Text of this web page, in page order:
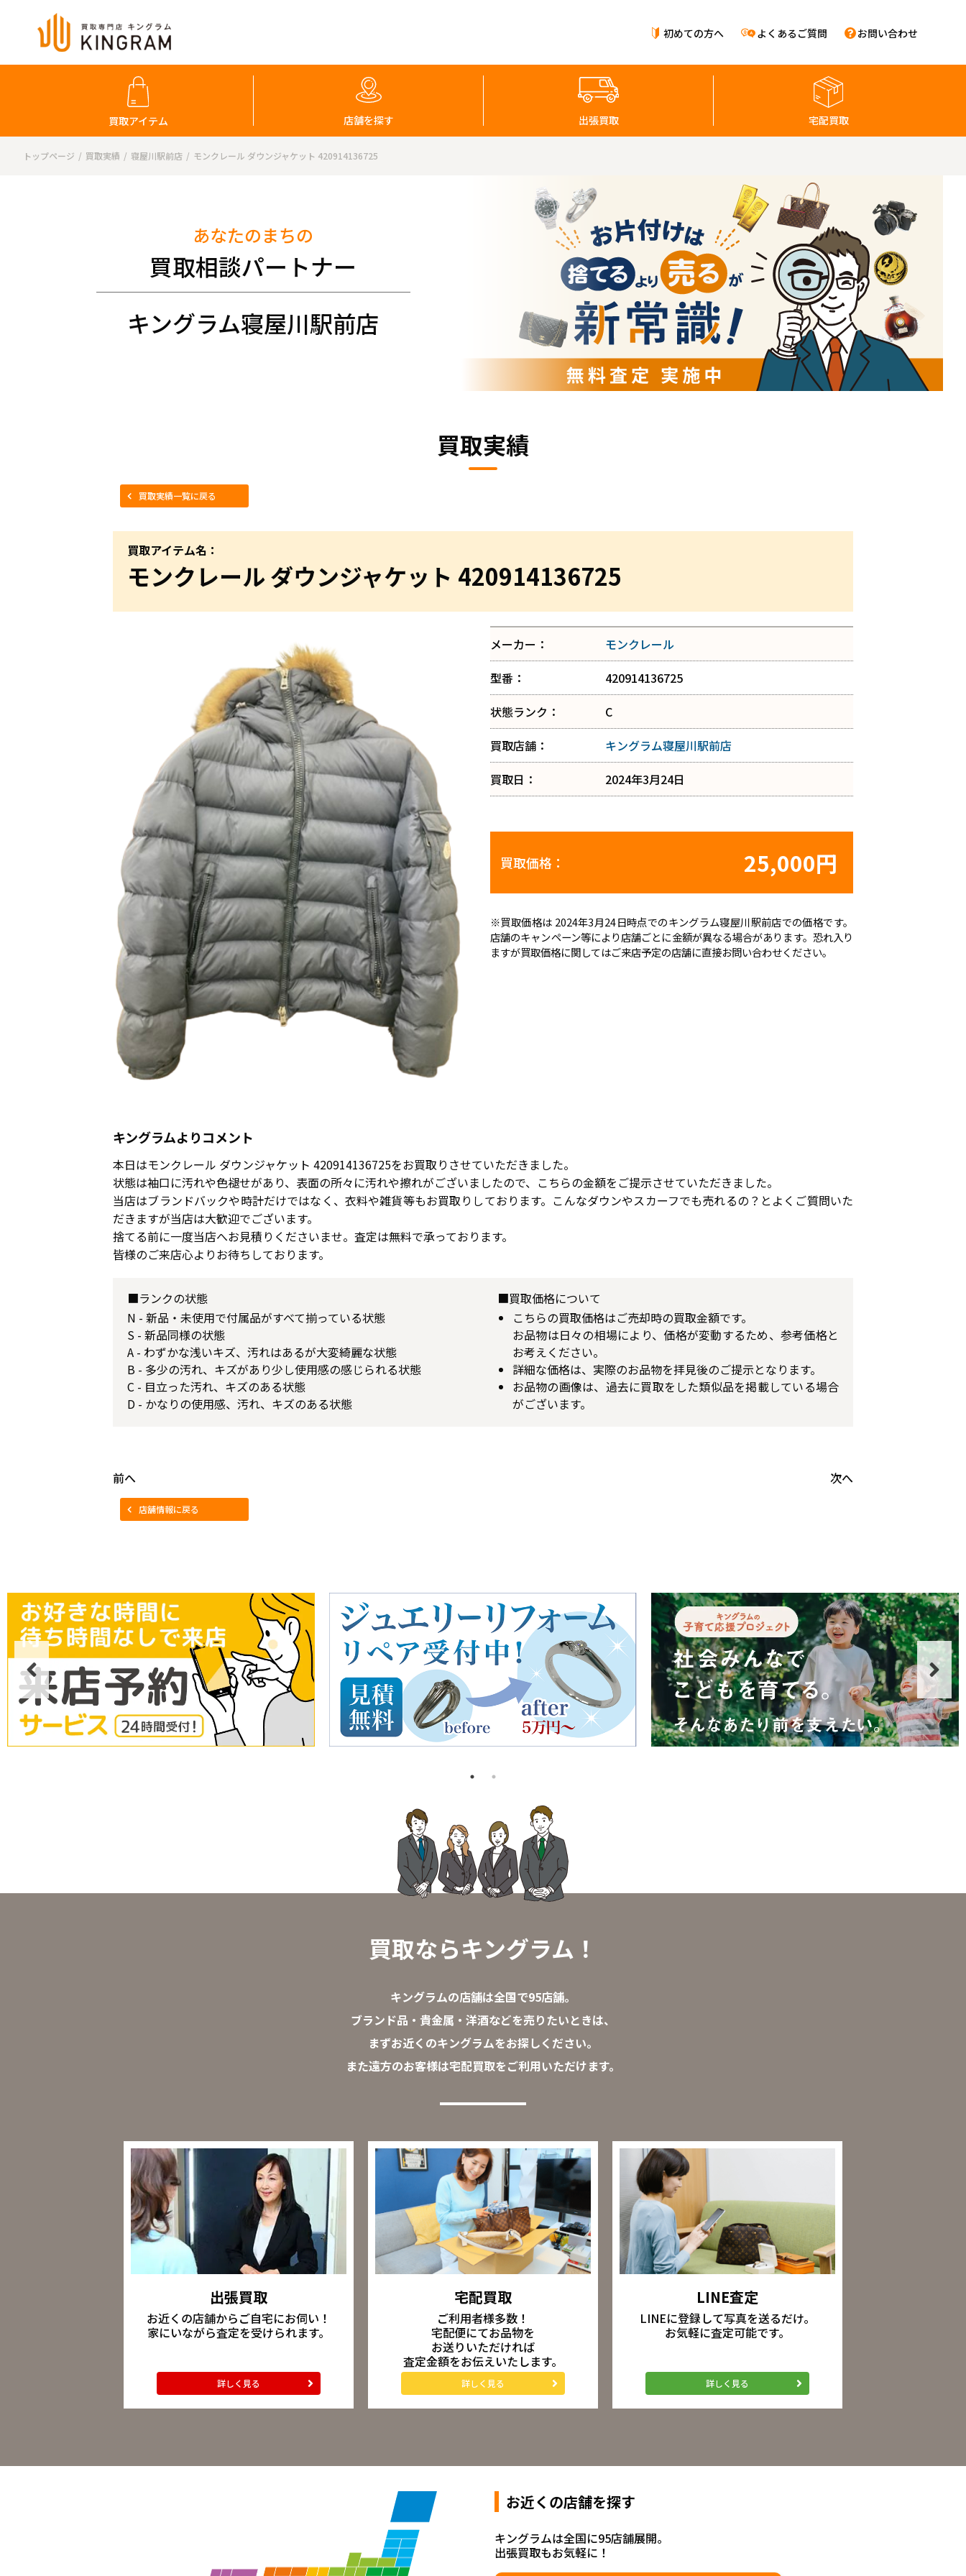
初めての方へ よくあるご質問 お問い合わせ
買取アイテム 店舗を探す 出張買取 宅配買取
トップページ 買取実績 寝屋川駅前店 モンクレール ダウンジャケット 420914136725
キングラム寝屋川駅前店
あなたのまちの
買取相談パートナー
買取実績
買取実績一覧に戻る
買取アイテム名：
モンクレール ダウンジャケット 420914136725
メーカー：
モンクレール
型番：
420914136725
状態ランク：
C
買取店舗：
キングラム寝屋川駅前店
買取日：
2024年3月24日
買取価格： 25,000円
※買取価格は 2024年3月24日時点でのキングラム寝屋川駅前店での価格です。
店舗のキャンペーン等により店舗ごとに金額が異なる場合があります。恐れ入り
ますが買取価格に関してはご来店予定の店舗に直接お問い合わせください。
キングラムよりコメント
本日はモンクレール ダウンジャケット 420914136725をお買取りさせていただきました。
状態は袖口に汚れや色褪せがあり、表面の所々に汚れや擦れがございましたので、こちらの金額をご提示させていただきました。
当店はブランドバックや時計だけではなく、衣料や雑貨等もお買取りしております。こんなダウンやスカーフでも売れるの？とよくご質問いた
だきますが当店は大歓迎でございます。
捨てる前に一度当店へお見積りくださいませ。査定は無料で承っております。
皆様のご来店心よりお待ちしております。
■ランクの状態
N - 新品・未使用で付属品がすべて揃っている状態
S - 新品同様の状態
A - わずかな浅いキズ、汚れはあるが大変綺麗な状態
B - 多少の汚れ、キズがあり少し使用感の感じられる状態
C - 目立った汚れ、キズのある状態
D - かなりの使用感、汚れ、キズのある状態
■買取価格について
こちらの買取価格はご売却時の買取金額です。
お品物は日々の相場により、価格が変動するため、参考価格と
お考えください。
詳細な価格は、実際のお品物を拝見後のご提示となります。
お品物の画像は、過去に買取をした類似品を掲載している場合
がございます。
前へ 次へ
店舗情報に戻る
買取ならキングラム！
キングラムの店舗は全国で95店舗。
ブランド品・貴金属・洋酒などを売りたいときは、
まずお近くのキングラムをお探しください。
また遠方のお客様は宅配買取をご利用いただけます。
出張買取
お近くの店舗からご自宅にお伺い！
家にいながら査定を受けられます。
詳しく見る
宅配買取
ご利用者様多数！
宅配便にてお品物を
お送りいただければ
査定金額をお伝えいたします。
詳しく見る
LINE査定
LINEに登録して写真を送るだけ。
お気軽に査定可能です。
詳しく見る
お近くの店舗を探す
キングラムは全国に95店舗展開。
出張買取もお気軽に！